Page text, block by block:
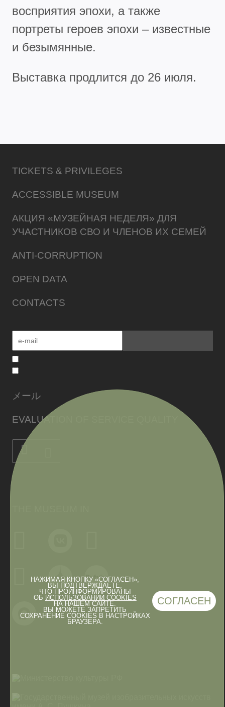
восприятия эпохи, а также
портреты героев эпохи – известные
и безымянные.
Выставка продлится до 26 июля.
НАЖИМАЯ КНОПКУ «СОГЛАСЕН»,
ВЫ ПОДТВЕРЖДАЕТЕ,
ЧТО ПРОИНФОРМИРОВАНЫ
ОБ ИСПОЛЬЗОВАНИИ COOKIES
НА НАШЕМ САЙТЕ.
ВЫ МОЖЕТЕ ЗАПРЕТИТЬ
СОХРАНЕНИЕ COOKIES В НАСТРОЙКАХ
БРАУЗЕРА.
СОГЛАСЕН
TICKETS & PRIVILEGES
ACCESSIBLE MUSEUM
АКЦИЯ «МУЗЕЙНАЯ НЕДЕЛЯ» ДЛЯ
УЧАСТНИКОВ СВО И ЧЛЕНОВ ИХ СЕМЕЙ
ANTI-CORRUPTION
OPEN DATA
CONTACTS
メール
EVALUATION OF SERVICE QUALITY